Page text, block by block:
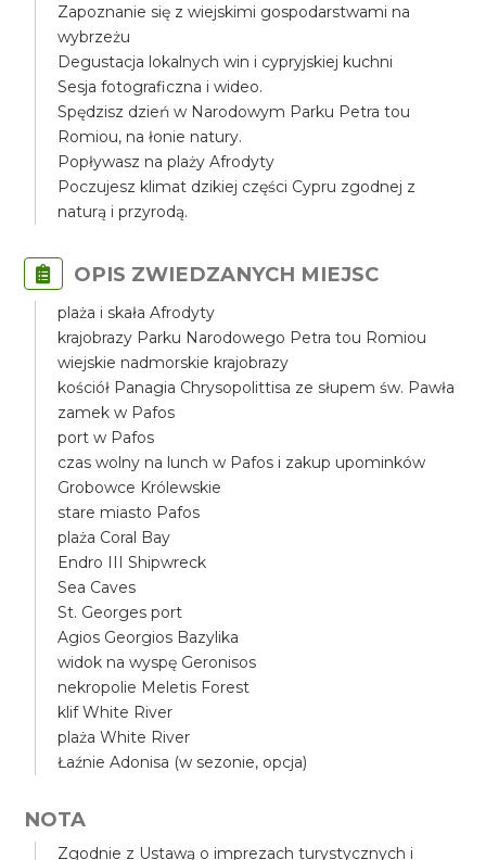
Zapoznanie się z wiejskimi gospodarstwami na
wybrzeżu
Degustacja lokalnych win i cypryjskiej kuchni
Sesja fotograficzna i wideo.
Spędzisz dzień w Narodowym Parku Petra tou
Romiou, na łonie natury.
Popływasz na plaży Afrodyty
Poczujesz klimat dzikiej części Cypru zgodnej z
naturą i przyrodą.
OPIS ZWIEDZANYCH MIEJSC
plaża i skała Afrodyty
krajobrazy Parku Narodowego Petra tou Romiou
wiejskie nadmorskie krajobrazy
kościół Panagia Chrysopolittisa ze słupem św. Pawła
zamek w Pafos
port w Pafos
czas wolny na lunch w Pafos i zakup upominków
Grobowce Królewskie
stare miasto Pafos
plaża Coral Bay
Endro III Shipwreck
Sea Caves
St. Georges port
Agios Georgios Bazylika
widok na wyspę Geronisos
nekropolie Meletis Forest
klif White River
plaża White River
Łaźnie Adonisa (w sezonie, opcja)
NOTA
Zgodnie z Ustawą o imprezach turystycznych i